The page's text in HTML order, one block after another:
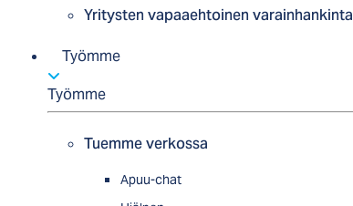
Yritysten vapaaehtoinen varainhankinta
Työmme
Työmme
Tuemme verkossa
Apuu-chat